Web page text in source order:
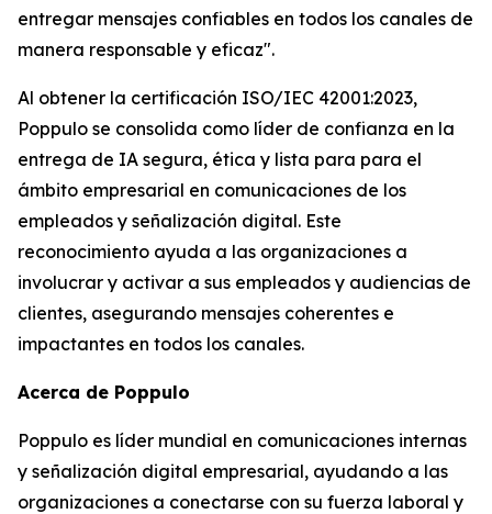
entregar mensajes confiables en todos los canales de
manera responsable y eficaz".
Al obtener la certificación ISO/IEC 42001:2023,
Poppulo se consolida como líder de confianza en la
entrega de IA segura, ética y lista para para el
ámbito empresarial en comunicaciones de los
empleados y señalización digital. Este
reconocimiento ayuda a las organizaciones a
involucrar y activar a sus empleados y audiencias de
clientes, asegurando mensajes coherentes e
impactantes en todos los canales.
Acerca de Poppulo
Poppulo es líder mundial en comunicaciones internas
y señalización digital empresarial, ayudando a las
organizaciones a conectarse con su fuerza laboral y